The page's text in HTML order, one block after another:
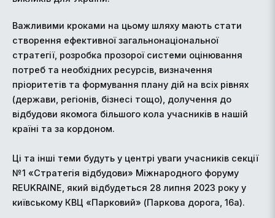
Важливими кроками на цьому шляху мають стати
створення ефективної загальнонаціональної
стратегії, розробка прозорої системи оцінювання
потреб та необхідних ресурсів, визначення
пріоритетів та формування плану дій на всіх рівнях
(держави, регіонів, бізнесі тощо), долучення до
відбудови якомога більшого кола учасників в нашій
країні та за кордоном.
Ці та інші теми будуть у центрі уваги учасників секції
№1 «Стратегія відбудови» Міжнародного форуму
REUKRAINE, який відбудеться 28 липня 2023 року у
київському КВЦ «Парковий» (Паркова дорога, 16a).